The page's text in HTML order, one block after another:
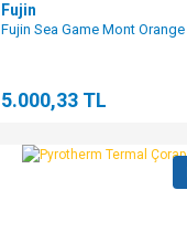
Fujin
Fujin Sea Game Mont Orange
5.000,33 TL